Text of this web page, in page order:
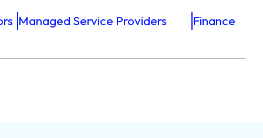
Managed Service Providers Finance